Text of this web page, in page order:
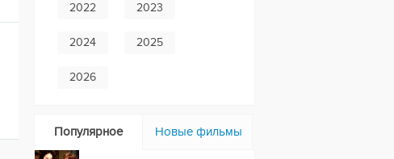
2022 2023
2024 2025
2026
Популярное Новые фильмы